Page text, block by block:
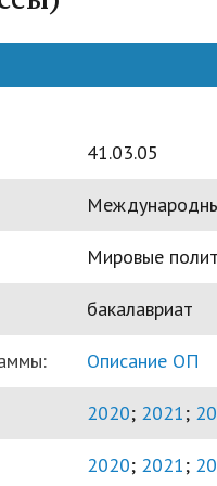
проект
занятости»
выпускников
хозяйственная
образования
41.03.05
Мировые
бакалавриат
Описание ОП
2020; 2021;
2020; 2021;